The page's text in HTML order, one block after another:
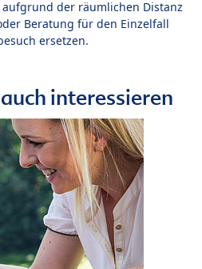
der räumlichen Distanz
Beratung für den Einzelfall
ersetzen.
interessieren